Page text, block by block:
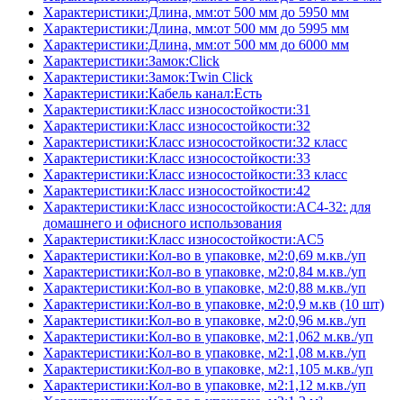
Характеристики:Длина, мм:от 500 мм до 5950 мм
Характеристики:Длина, мм:от 500 мм до 5995 мм
Характеристики:Длина, мм:от 500 мм до 6000 мм
Характеристики:Замок:Click
Характеристики:Замок:Twin Click
Характеристики:Кабель канал:Есть
Характеристики:Класс износостойкости:31
Характеристики:Класс износостойкости:32
Характеристики:Класс износостойкости:32 класс
Характеристики:Класс износостойкости:33
Характеристики:Класс износостойкости:33 класс
Характеристики:Класс износостойкости:42
Характеристики:Класс износостойкости:AC4-32: для
домашнего и офисного использования
Характеристики:Класс износостойкости:AC5
Характеристики:Кол-во в упаковке, м2:0,69 м.кв./уп
Характеристики:Кол-во в упаковке, м2:0,84 м.кв./уп
Характеристики:Кол-во в упаковке, м2:0,88 м.кв./уп
Характеристики:Кол-во в упаковке, м2:0,9 м.кв (10 шт)
Характеристики:Кол-во в упаковке, м2:0,96 м.кв./уп
Характеристики:Кол-во в упаковке, м2:1,062 м.кв./уп
Характеристики:Кол-во в упаковке, м2:1,08 м.кв./уп
Характеристики:Кол-во в упаковке, м2:1,105 м.кв./уп
Характеристики:Кол-во в упаковке, м2:1,12 м.кв./уп